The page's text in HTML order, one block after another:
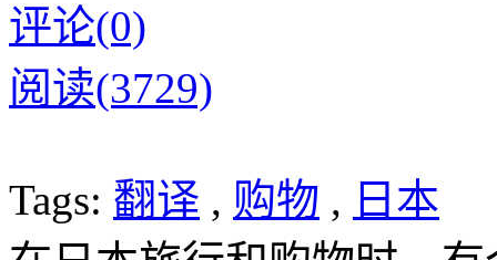
评论(0)
阅读(3729)
Tags: 翻译 , 购物 , 日本